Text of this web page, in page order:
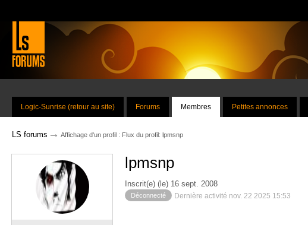
Logic-Sunrise (retour au site) Forums Membres Petites annonces
LS forums → Affichage d'un profil : Flux du profil: lpmsnp
lpmsnp
Inscrit(e) (le) 16 sept. 2008
Déconnecté Dernière activité nov. 22 2025 15:53